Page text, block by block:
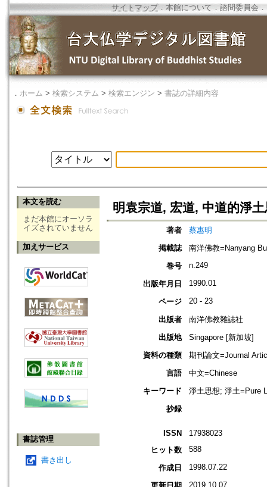
サイトマップ．本館について ． 諮問委員会 ．
． ホーム > 検索システム > 検索エンジン > 書誌の詳細内容
本文を読む
まだ本館にオーソラ
イズされていません
加えサービス
書誌管理
書き出し
明袁宗道, 宏道, 中道的淨
著者
蔡惠明
掲載誌
南洋佛教=Nanyang
巻号
n.249
出版年月日 1990.01
ページ 20 - 23
出版者
南洋佛教雜誌社
出版地
Singapore [新加坡]
資料の種類
期刊論文=Journal
言語
中文=Chinese
キーワード
淨土思想; 淨土=Pure
抄録
ISSN
17938023
ヒット数
588
作成日 1998.07.22
2019.10.07